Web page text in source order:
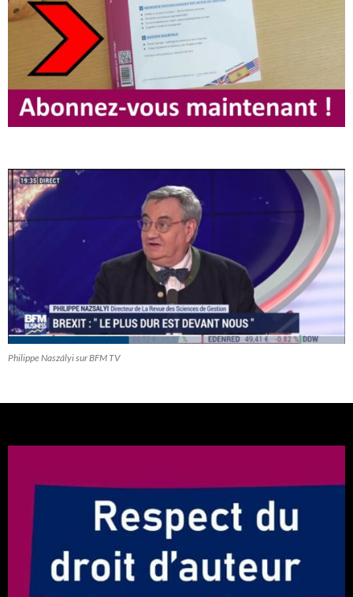
Philippe Naszályi sur BFM TV